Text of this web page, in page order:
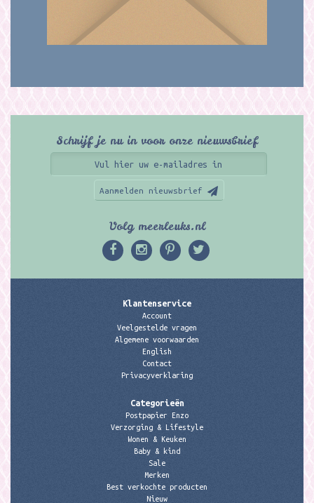
Schrijf je nu in voor onze nieuwsbrief
Aanmelden nieuwsbrief
Volg meerleuks.nl
Klantenservice
Account
Veelgestelde vragen
Algemene voorwaarden
English
Contact
Privacyverklaring
Categorieën
Postpapier Enzo
Verzorging & Lifestyle
Wonen & Keuken
Baby & kind
Sale
Merken
Best verkochte producten
Nieuw